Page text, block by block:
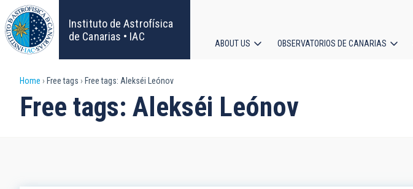
Skip
to
main
content
Instituto de Astrofísica
de Canarias • IAC
navigation
ABOUT US OBSERVATORIOS DE CANARIAS
Breadcrumb
Home Free tags Free tags: Alekséi Leónov
Free tags: Alekséi Leónov